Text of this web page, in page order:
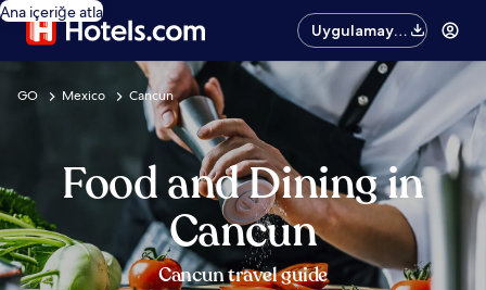
Ana içeriğe atla
Uygulamayı
edinin
GO Mexico Cancun
Food and Dining in
Cancun
Cancun travel guide